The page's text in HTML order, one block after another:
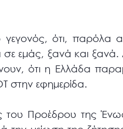
γεγονός, ότι,
εμάς, ξανά και ξανά.
ότι η Ελλάδα
στην εφημερίδα.
του Προέδρου της